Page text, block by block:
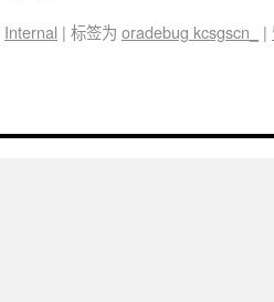
Internal | 标签为 oradebug kcsgscn_ |